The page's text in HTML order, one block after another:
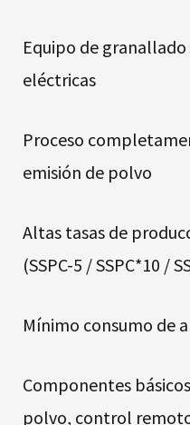
Equipo de
eléctricas
Proceso
emisión de polvo
Altas tasas de
(SSPC-5 / SSPC*10 /
Mínimo consumo de
Componentes
polvo, control